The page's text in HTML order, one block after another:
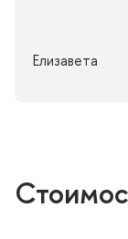
общение с
Елизавета